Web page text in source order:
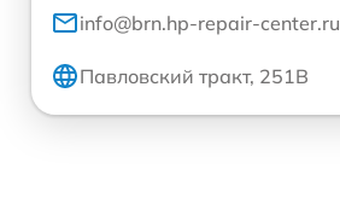
info@brn.hp-repair-center.ru
Павловский тракт, 251В